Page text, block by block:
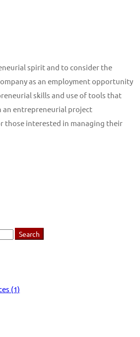
spirit and to consider the
as an employment opportunity
skills and use of tools that
an entrepreneurial project
those interested in managing their
Search
(1)